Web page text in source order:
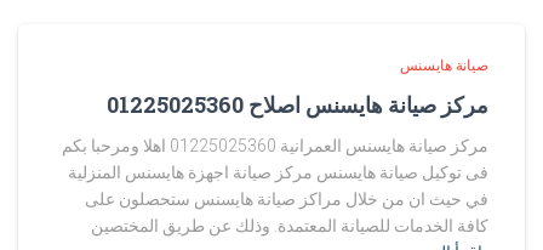
صيانة هايسنس
مركز صيانة هايسنس اصلاح 01225025360
مركز صيانة هايسنس العمرانية 01225025360 اهلا ومرحبا بكم
فى توكيل صيانة هايسنس مركز صيانة اجهزة هايسنس المنزلية
في حيث ان من خلال مراكز صيانة هايسنس ستحصلون على
كافة الخدمات للصيانة المعتمدة. وذلك عن طريق المختصين